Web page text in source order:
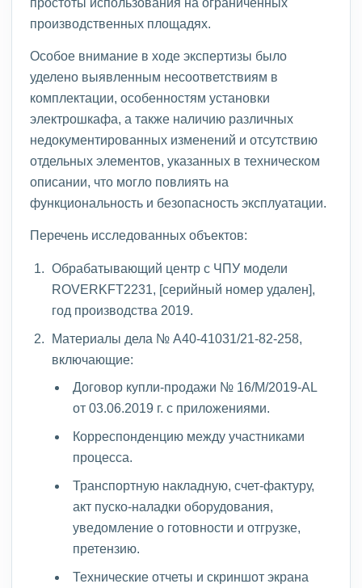
производственных площадях.
Особое внимание в ходе экспертизы было
уделено выявленным несоответствиям в
комплектации, особенностям установки
электрошкафа, а также наличию различных
недокументированных изменений и отсутствию
отдельных элементов, указанных в техническом
описании, что могло повлиять на
функциональность и безопасность эксплуатации.
Перечень исследованных объектов:
Обрабатывающий центр с ЧПУ модели
ROVERKFT2231, [серийный номер удален],
год производства 2019.
Материалы дела № А40-41031/21-82-258,
включающие:
Договор купли-продажи № 16/M/2019-AL
от 03.06.2019 г. с приложениями.
Корреспонденцию между участниками
процесса.
Транспортную накладную, счет-фактуру,
акт пуско-наладки оборудования,
уведомление о готовности и отгрузке,
претензию.
Технические отчеты и скриншот экрана